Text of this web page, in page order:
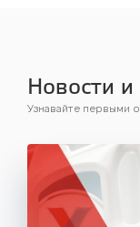
Новости
Узнавайте первыми